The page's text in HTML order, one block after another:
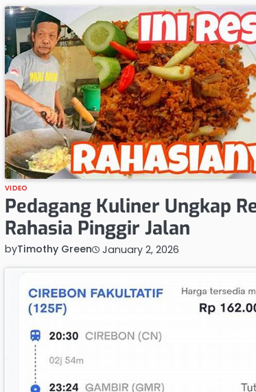
VIDEO
Pedagang Kuliner Ungkap
Rahasia Pinggir Jalan
byTimothy Green January 2, 2026